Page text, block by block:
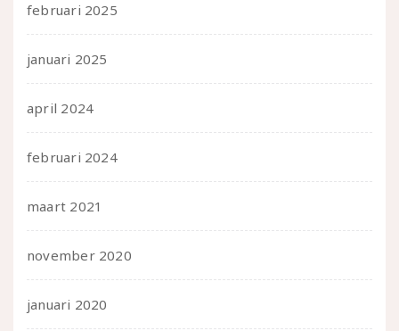
februari 2025
januari 2025
april 2024
februari 2024
maart 2021
november 2020
januari 2020